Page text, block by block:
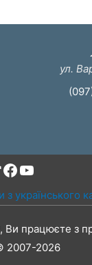
ул.
Facebook
YouTube
з українського
Ви працюєте з
2007-2026